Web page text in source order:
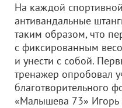
На каждой
антивандальные
таким образом, что
с фиксированным
и унести с собой.
тренажер опробовал
благотворительного
«Малышева 73» Игорь